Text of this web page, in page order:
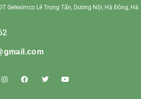
Geleximco Lê Trọng Tấn, Dương Nội, Hà Đông, Hà